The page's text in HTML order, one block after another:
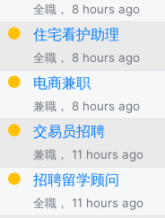
全職， 8 hours ago
住宅看护助理
全職， 8 hours ago
电商兼职
兼職， 8 hours ago
交易员招聘
兼職， 11 hours ago
招聘留学顾问
全職， 11 hours ago